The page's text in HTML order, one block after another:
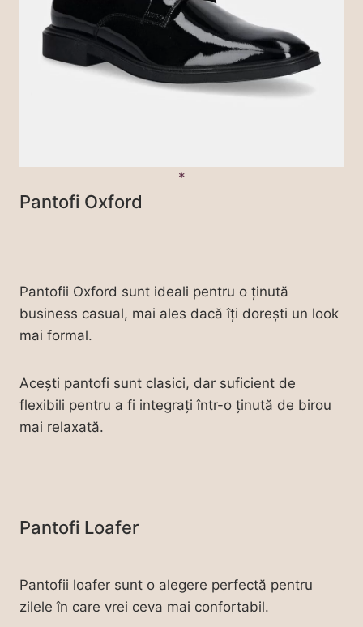
Pantofi Oxford
Pantofii Oxford sunt ideali pentru o ținută
business casual, mai ales dacă îți dorești un look
mai formal.
Acești pantofi sunt clasici, dar suficient de
flexibili pentru a fi integrați într-o ținută de birou
mai relaxată.
Pantofi Loafer
Pantofii loafer sunt o alegere perfectă pentru
zilele în care vrei ceva mai confortabil.